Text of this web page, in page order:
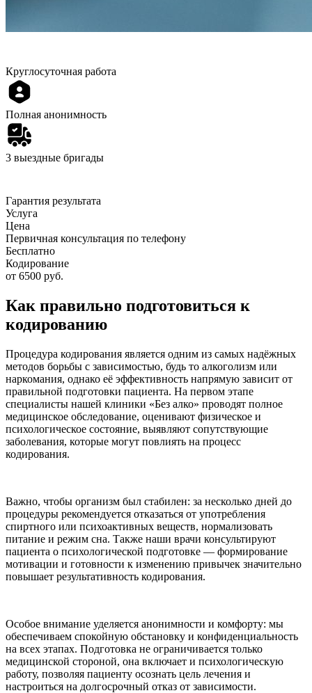
Круглосуточная работа
Полная анонимность
3 выездные бригады
Гарантия результата
Услуга
Цена
Первичная консультация по телефону
Бесплатно
Кодирование
от 6500 руб.
Как правильно подготовиться к
кодированию
Процедура кодирования является одним из самых надёжных
методов борьбы с зависимостью, будь то алкоголизм или
наркомания, однако её эффективность напрямую зависит от
правильной подготовки пациента. На первом этапе
специалисты нашей клиники «Без алко» проводят полное
медицинское обследование, оценивают физическое и
психологическое состояние, выявляют сопутствующие
заболевания, которые могут повлиять на процесс
кодирования.
Важно, чтобы организм был стабилен: за несколько дней до
процедуры рекомендуется отказаться от употребления
спиртного или психоактивных веществ, нормализовать
питание и режим сна. Также наши врачи консультируют
пациента о психологической подготовке — формирование
мотивации и готовности к изменению привычек значительно
повышает результативность кодирования.
Особое внимание уделяется анонимности и комфорту: мы
обеспечиваем спокойную обстановку и конфиденциальность
на всех этапах. Подготовка не ограничивается только
медицинской стороной, она включает и психологическую
работу, позволяя пациенту осознать цель лечения и
настроиться на долгосрочный отказ от зависимости.